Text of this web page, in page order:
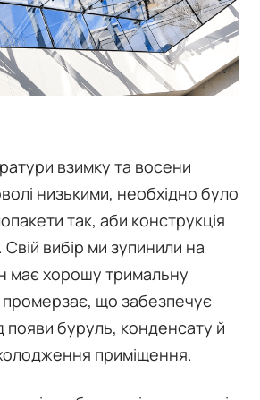
взимку та восени
низькими, необхідно було
так, аби конструкція
вибір ми зупинили на
має хорошу тримальну
промерзає, що забезпечує
появи буруль, конденсату й
приміщення.